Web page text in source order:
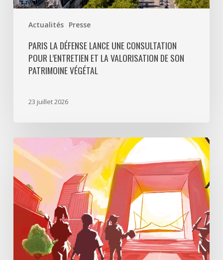
Actualités Presse
végétal
PARIS LA DÉFENSE LANCE UNE CONSULTATION
POUR L’ENTRETIEN ET LA VALORISATION DE SON
PATRIMOINE VÉGÉTAL
23 juillet 2026
Paris
La
Défense
lance
«
Disparition
Défense